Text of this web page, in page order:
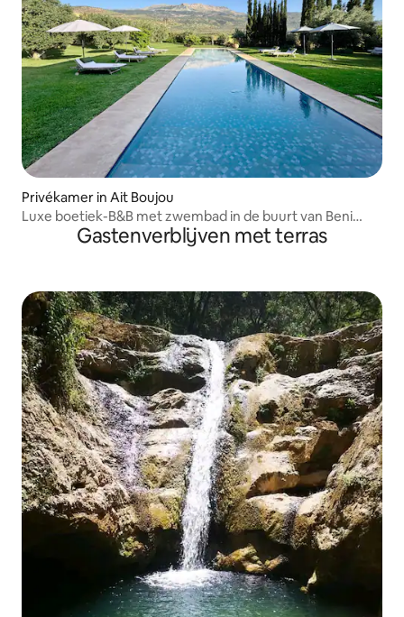
Privékamer in Ait Boujou
Luxe boetiek-B&B met zwembad in de buurt van Beni
Gastenverblijven met terras